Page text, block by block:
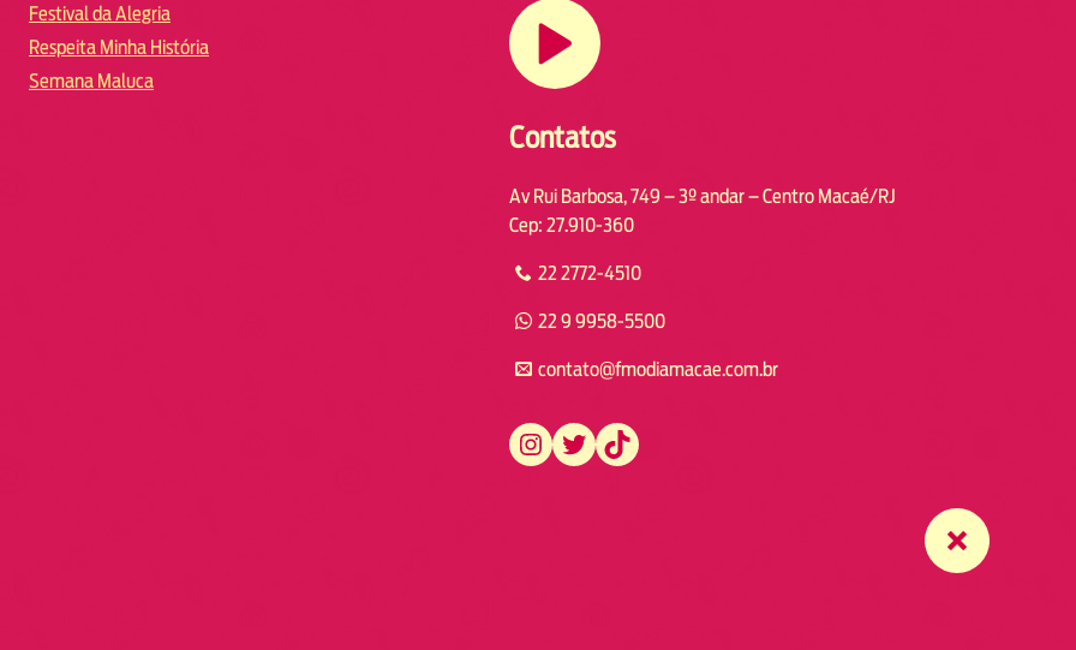
Festival da Alegria
Respeita Minha História
Semana Maluca
Contatos
Av Rui Barbosa, 749 – 3º andar – Centro Macaé/RJ
Cep: 27.910-360
22 2772-4510
22 9 9958-5500
contato@fmodiamacae.com.br
https://www.instagram.com/fmodia.macae/ https://twitter.com/fmodia.macae/ https://www.tiktok.com/@fmodia.macae